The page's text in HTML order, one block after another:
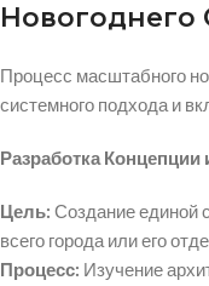
Процесс масштабного
системного подхода и
Разработка Концепции
Цель: Создание единой
всего города или его
Процесс: Изучение